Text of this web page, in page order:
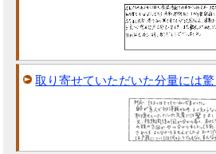
取り寄せていただいた分量には